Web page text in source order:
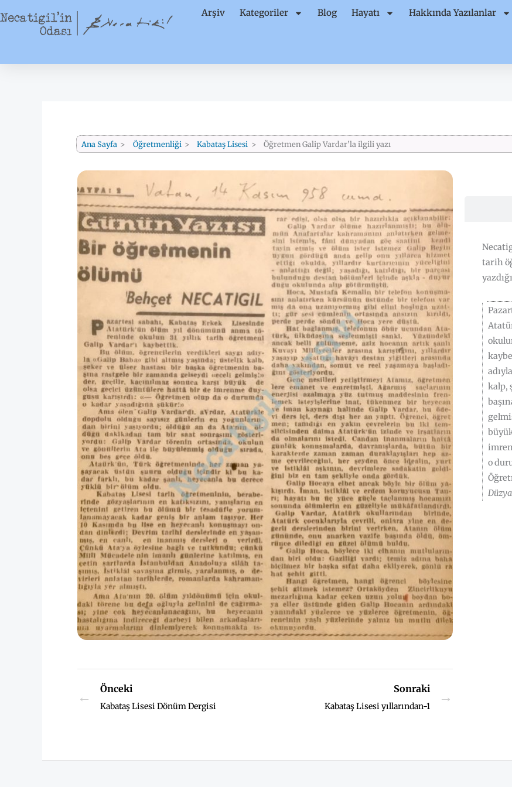
atla
Arşiv Kategoriler Blog Hayatı Hakkında Yazılanlar
Ana Sayfa Öğretmenliği Kabataş Lisesi Öğretmen Galip Vardar’la ilgili yazı
← Önceki
Kabataş Lisesi Dönüm Dergisi
Sonraki
Kabataş Lisesi yıllarından-1
→
tarih
kalp,
o